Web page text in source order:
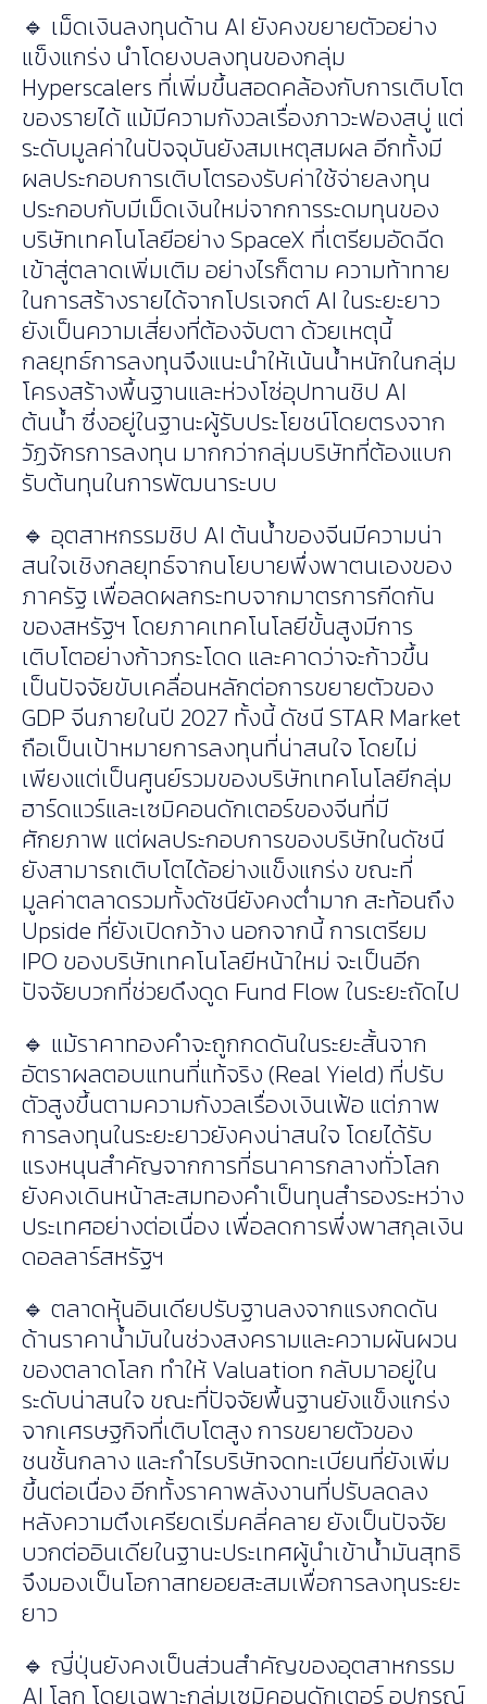
🔹 เม็ดเงินลงทุนด้าน AI ยังคงขยายตัวอย่าง
แข็งแกร่ง นำโดยงบลงทุนของกลุ่ม
Hyperscalers ที่เพิ่มขึ้นสอดคล้องกับการเติบโต
ของรายได้ แม้มีความกังวลเรื่องภาวะฟองสบู่ แต่
ระดับมูลค่าในปัจจุบันยังสมเหตุสมผล อีกทั้งมี
ผลประกอบการเติบโตรองรับค่าใช้จ่ายลงทุน
ประกอบกับมีเม็ดเงินใหม่จากการระดมทุนของ
บริษัทเทคโนโลยีอย่าง SpaceX ที่เตรียมอัดฉีด
เข้าสู่ตลาดเพิ่มเติม อย่างไรก็ตาม ความท้าทาย
ในการสร้างรายได้จากโปรเจกต์ AI ในระยะยาว
ยังเป็นความเสี่ยงที่ต้องจับตา ด้วยเหตุนี้
กลยุทธ์การลงทุนจึงแนะนำให้เน้นน้ำหนักในกลุ่ม
โครงสร้างพื้นฐานและห่วงโซ่อุปทานชิป AI
ต้นน้ำ ซึ่งอยู่ในฐานะผู้รับประโยชน์โดยตรงจาก
วัฏจักรการลงทุน มากกว่ากลุ่มบริษัทที่ต้องแบก
รับต้นทุนในการพัฒนาระบบ
🔹 อุตสาหกรรมชิป AI ต้นน้ำของจีนมีความน่า
สนใจเชิงกลยุทธ์จากนโยบายพึ่งพาตนเองของ
ภาครัฐ เพื่อลดผลกระทบจากมาตรการกีดกัน
ของสหรัฐฯ โดยภาคเทคโนโลยีขั้นสูงมีการ
เติบโตอย่างก้าวกระโดด และคาดว่าจะก้าวขึ้น
เป็นปัจจัยขับเคลื่อนหลักต่อการขยายตัวของ
GDP จีนภายในปี 2027 ทั้งนี้ ดัชนี STAR Market
ถือเป็นเป้าหมายการลงทุนที่น่าสนใจ โดยไม่
เพียงแต่เป็นศูนย์รวมของบริษัทเทคโนโลยีกลุ่ม
ฮาร์ดแวร์และเซมิคอนดักเตอร์ของจีนที่มี
ศักยภาพ แต่ผลประกอบการของบริษัทในดัชนี
ยังสามารถเติบโตได้อย่างแข็งแกร่ง ขณะที่
มูลค่าตลาดรวมทั้งดัชนียังคงต่ำมาก สะท้อนถึง
Upside ที่ยังเปิดกว้าง นอกจากนี้ การเตรียม
IPO ของบริษัทเทคโนโลยีหน้าใหม่ จะเป็นอีก
ปัจจัยบวกที่ช่วยดึงดูด Fund Flow ในระยะถัดไป
🔹 แม้ราคาทองคำจะถูกกดดันในระยะสั้นจาก
อัตราผลตอบแทนที่แท้จริง (Real Yield) ที่ปรับ
ตัวสูงขึ้นตามความกังวลเรื่องเงินเฟ้อ แต่ภาพ
การลงทุนในระยะยาวยังคงน่าสนใจ โดยได้รับ
แรงหนุนสำคัญจากการที่ธนาคารกลางทั่วโลก
ยังคงเดินหน้าสะสมทองคำเป็นทุนสำรองระหว่าง
ประเทศอย่างต่อเนื่อง เพื่อลดการพึ่งพาสกุลเงิน
ดอลลาร์สหรัฐฯ
🔹 ตลาดหุ้นอินเดียปรับฐานลงจากแรงกดดัน
ด้านราคาน้ำมันในช่วงสงครามและความผันผวน
ของตลาดโลก ทำให้ Valuation กลับมาอยู่ใน
ระดับน่าสนใจ ขณะที่ปัจจัยพื้นฐานยังแข็งแกร่ง
จากเศรษฐกิจที่เติบโตสูง การขยายตัวของ
ชนชั้นกลาง และกำไรบริษัทจดทะเบียนที่ยังเพิ่ม
ขึ้นต่อเนื่อง อีกทั้งราคาพลังงานที่ปรับลดลง
หลังความตึงเครียดเริ่มคลี่คลาย ยังเป็นปัจจัย
บวกต่ออินเดียในฐานะประเทศผู้นำเข้าน้ำมันสุทธิ
จึงมองเป็นโอกาสทยอยสะสมเพื่อการลงทุนระยะ
ยาว
🔹 ญี่ปุ่นยังคงเป็นส่วนสำคัญของอุตสาหกรรม
AI โลก โดยเฉพาะกลุ่มเซมิคอนดักเตอร์ อุปกรณ์